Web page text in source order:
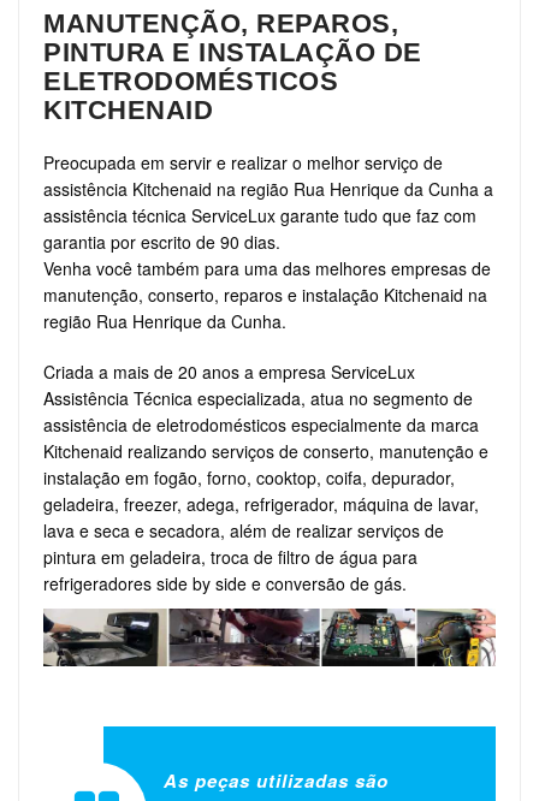
MANUTENÇÃO, REPAROS,
PINTURA E INSTALAÇÃO DE
ELETRODOMÉSTICOS
KITCHENAID
Preocupada em servir e realizar o melhor serviço de
assistência Kitchenaid na região Rua Henrique da Cunha a
assistência técnica ServiceLux garante tudo que faz com
garantia por escrito de 90 dias.
Venha você também para uma das melhores empresas de
manutenção, conserto, reparos e instalação Kitchenaid na
região Rua Henrique da Cunha.
Criada a mais de 20 anos a empresa ServiceLux
Assistência Técnica especializada, atua no segmento de
assistência de eletrodomésticos especialmente da marca
Kitchenaid realizando serviços de conserto, manutenção e
instalação em fogão, forno, cooktop, coifa, depurador,
geladeira, freezer, adega, refrigerador, máquina de lavar,
lava e seca e secadora, além de realizar serviços de
pintura em geladeira, troca de filtro de água para
refrigeradores side by side e conversão de gás.
As peças utilizadas são